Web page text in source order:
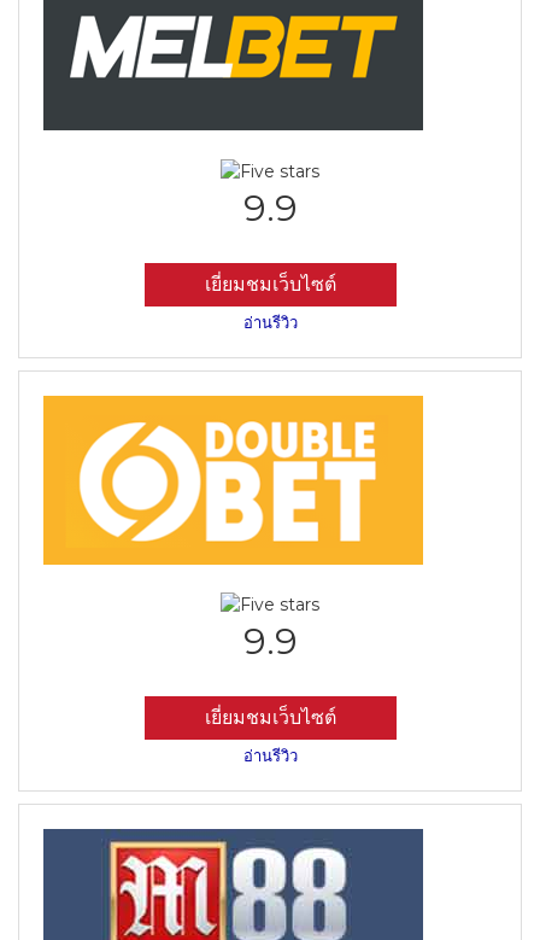
9.9
เยี่ยมชมเว็บไซต์
อ่านรีวิว
9.9
เยี่ยมชมเว็บไซต์
อ่านรีวิว